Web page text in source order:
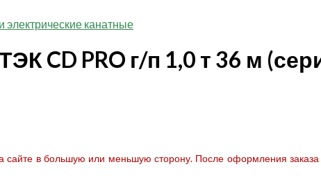
электрические канатные
CD PRO г/п 1,0 т 36 м
сайте в большую или меньшую сторону. После оформления